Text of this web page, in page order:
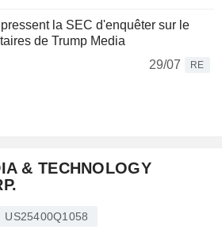
la SEC d'enquêter sur le
de Trump Media
29/07
RE
& TECHNOLOGY
US25400Q1058